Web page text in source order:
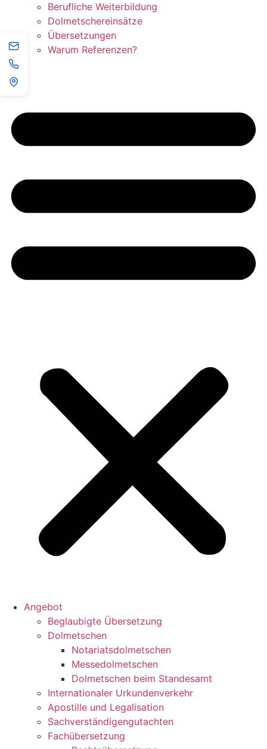
Berufliche Weiterbildung
Dolmetschereinsätze
Übersetzungen
Warum Referenzen?
Angebot
Beglaubigte Übersetzung
Dolmetschen
Notariatsdolmetschen
Messedolmetschen
Dolmetschen beim Standesamt
Internationaler Urkundenverkehr
Apostille und Legalisation
Sachverständigengutachten
Fachübersetzung